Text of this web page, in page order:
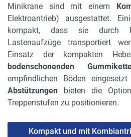
Minikrane sind mit einem
Elektroantrieb) ausgestattet.
kompakt, dass sie durch
Lastenaufzüge transportiert
Einsatz der kompakten
bodenschonenden
empfindlichen Böden
Abstützungen bieten die
Treppenstufen zu positionieren.
Kompakt und mit